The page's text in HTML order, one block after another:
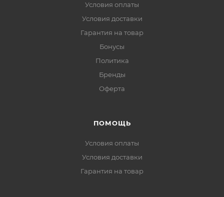
Условия оплаты
Условия доставки
Гарантия на товар
Бонусы
Политика
Бренды
Оферта
ПОМОЩЬ
Условия оплаты
Условия доставки
Гарантия на товар